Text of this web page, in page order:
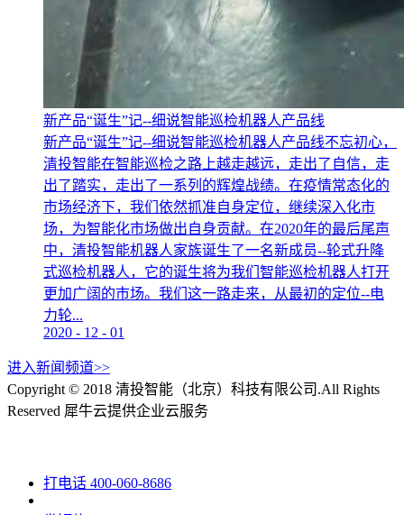
新产品“诞生”记--细说智能巡检机器人产品线
新产品“诞生”记--细说智能巡检机器人产品线不忘初心，
清投智能在智能巡检之路上越走越远，走出了自信，走
出了踏实，走出了一系列的辉煌战绩。在疫情常态化的
市场经济下，我们依然抓准自身定位，继续深入化市
场，为智能化市场做出自身贡献。在2020年的最后尾声
中，清投智能机器人家族诞生了一名新成员--轮式升降
式巡检机器人，它的诞生将为我们智能巡检机器人打开
更加广阔的市场。我们这一路走来，从最初的定位--电
力轮...
2020 - 12 - 01
进入新闻频道>>
Copyright © 2018 清投智能（北京）科技有限公司.All Rights
Reserved 犀牛云提供企业云服务
打电话 400-060-8686